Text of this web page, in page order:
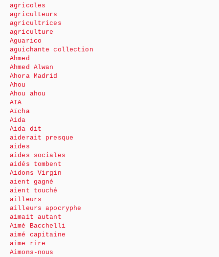
agricoles
agriculteurs
agricultrices
agriculture
Aguarico
aguichante collection
Ahmed
Ahmed Alwan
Ahora Madrid
Ahou
Ahou ahou
AIA
Aïcha
Aida
Aida dit
aiderait presque
aides
aides sociales
aidés tombent
Aidons Virgin
aient gagné
aient touché
ailleurs
ailleurs apocryphe
aimait autant
Aimé Bacchelli
aimé capitaine
aime rire
Aimons-nous